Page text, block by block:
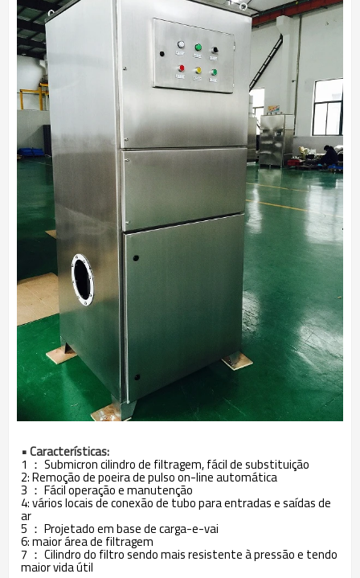
• Características:
1 ： Submicron cilindro de filtragem, fácil de substituição
2: Remoção de poeira de pulso on-line automática
3 ： Fácil operação e manutenção
4: vários locais de conexão de tubo para entradas e saídas de
ar
5 ： Projetado em base de carga-e-vai
6: maior área de filtragem
7 ： Cilindro do filtro sendo mais resistente à pressão e tendo
maior vida útil